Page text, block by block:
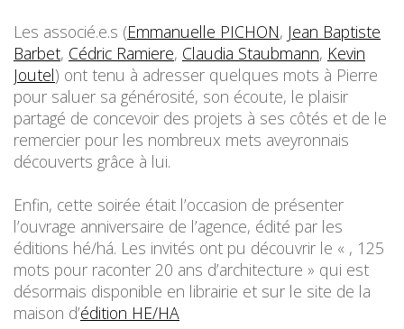
Les associé.e.s (Emmanuelle PICHON, Jean Baptiste
Barbet, Cédric Ramiere, Claudia Staubmann, Kevin
Joutel) ont tenu à adresser quelques mots à Pierre
pour saluer sa générosité, son écoute, le plaisir
partagé de concevoir des projets à ses côtés et de le
remercier pour les nombreux mets aveyronnais
découverts grâce à lui.
Enfin, cette soirée était l’occasion de présenter
l’ouvrage anniversaire de l’agence, édité par les
éditions hé/há. Les invités ont pu découvrir le « , 125
mots pour raconter 20 ans d’architecture » qui est
désormais disponible en librairie et sur le site de la
maison d’édition HE/HA